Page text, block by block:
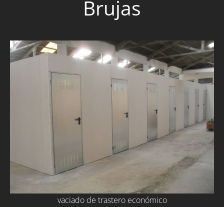
Brujas
vaciado de trastero económico